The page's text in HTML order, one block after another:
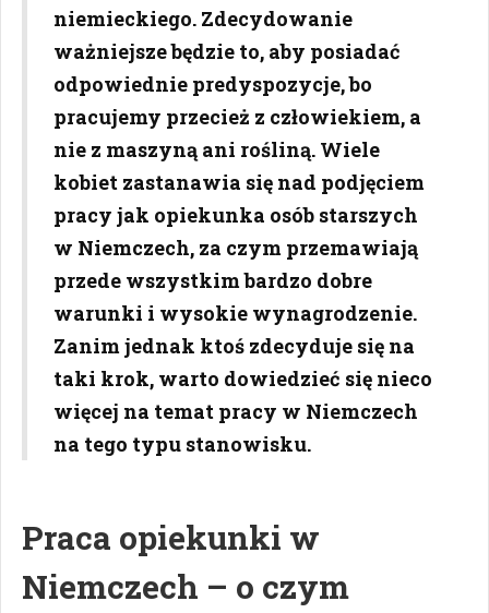
niemieckiego. Zdecydowanie
ważniejsze będzie to, aby posiadać
odpowiednie predyspozycje, bo
pracujemy przecież z człowiekiem, a
nie z maszyną ani rośliną. Wiele
kobiet zastanawia się nad podjęciem
pracy jak opiekunka osób starszych
w Niemczech, za czym przemawiają
przede wszystkim bardzo dobre
warunki i wysokie wynagrodzenie.
Zanim jednak ktoś zdecyduje się na
taki krok, warto dowiedzieć się nieco
więcej na temat pracy w Niemczech
na tego typu stanowisku.
Praca opiekunki w
Niemczech – o czym